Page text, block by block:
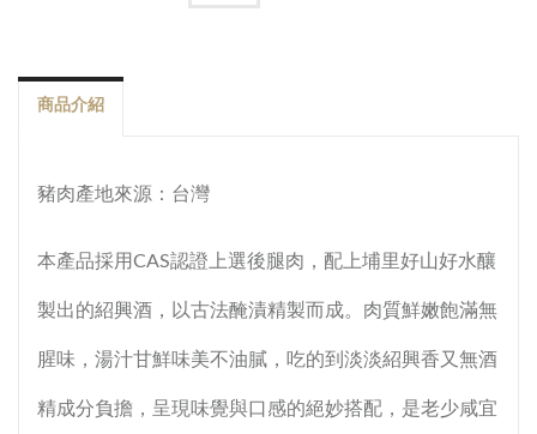
商品介紹
豬肉產地來源：台灣
本產品採用CAS認證上選後腿肉，配上埔里好山好水釀
製出的紹興酒，以古法醃漬精製而成。肉質鮮嫩飽滿無
腥味，湯汁甘鮮味美不油膩，吃的到淡淡紹興香又無酒
精成分負擔，呈現味覺與口感的絕妙搭配，是老少咸宜